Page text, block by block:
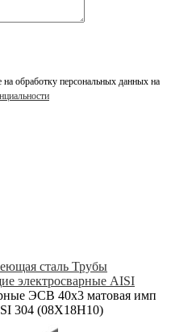
обработку персональных данных на
сталь Трубы
электросварные AISI
ЭСВ 40х3 матовая имп
304 (08Х18Н10)